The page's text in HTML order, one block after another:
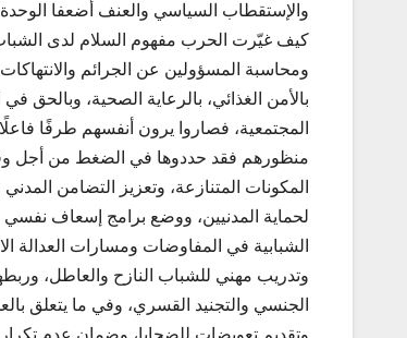
والإستقطاب السياسي والعنف أضعفا
كيف غيّرت الحرب مفهوم السلام لدى
ومحاسبة المسؤولين عن الجرائم
بالأمن الغذائي، بالرعاية الصحية،
المجتمعية، فصاروا يرون أنفسهم طرفًا
منظورهم فقد حددوها في الضغط من أجل وقف
المكونات المتنازعة، وتعزيز التضامن
لحماية المدنيين، ووضع برامج إسعاف
الشبابية في المفاوضات ومسارات العدالة
وتدريب مهني للشباب النازح والعاطل،
الجنسي والتجنيد القسري، وفي ما يتعلق